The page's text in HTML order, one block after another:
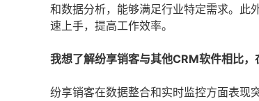
和数据分析，能够满足行业特定需求。此
速上手，提高工作效率。
我想了解纷享销客与其他CRM软件相比，
纷享销客在数据整合和实时监控方面表现